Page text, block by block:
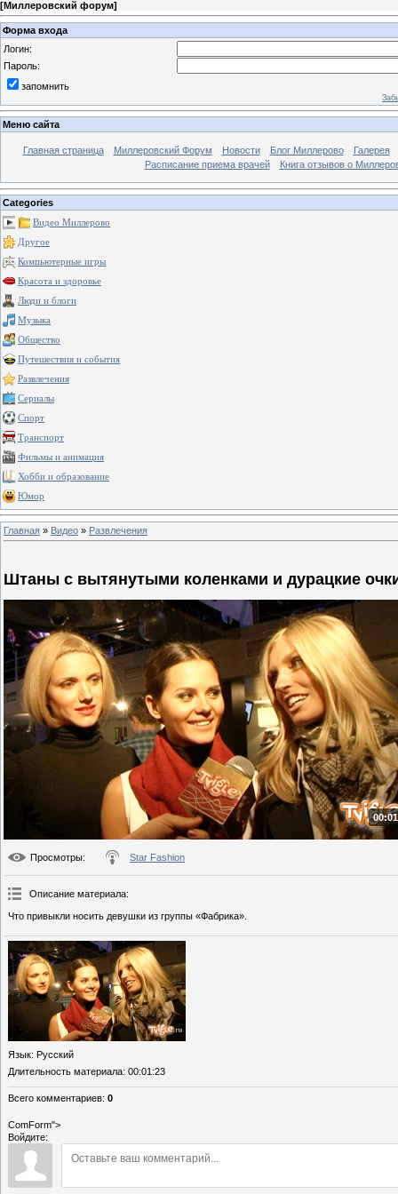
[Миллеровский форум]
Форма входа
Логин:
Пароль:
запомнить
Меню сайта
Главная страница Миллеровский Форум Новости Блог Миллерово
Галерея
Расписание приема врачей
Книга отзывов о
Categories
Видео Миллерово
Другое
Компьютерные игры
Красота и здоровье
Люди и блоги
Музыка
Общество
Путешествия и события
Развлечения
Сериалы
Спорт
Транспорт
Фильмы и анимация
Хобби и образование
Юмор
Главная » Видео » Развлечения
Штаны с вытянутыми коленками и дурацкие
Просмотры: Star Fashion
Описание материала:
Что привыкли носить девушки из группы «Фабрика».
Язык: Русский
Длительность материала: 00:01:23
Всего комментариев: 0
ComForm">
Войдите: